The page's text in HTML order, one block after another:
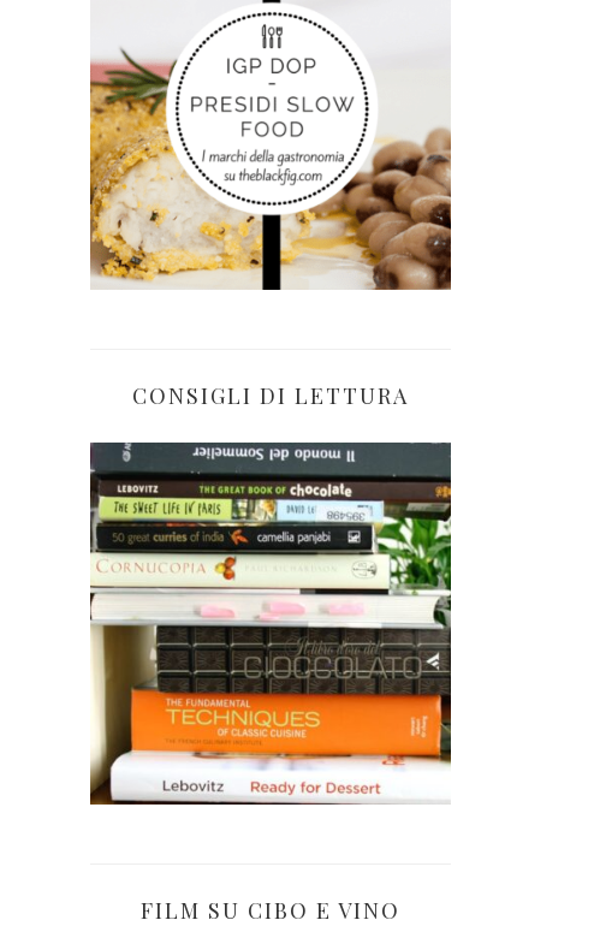
CONSIGLI DI LETTURA
FILM SU CIBO E VINO